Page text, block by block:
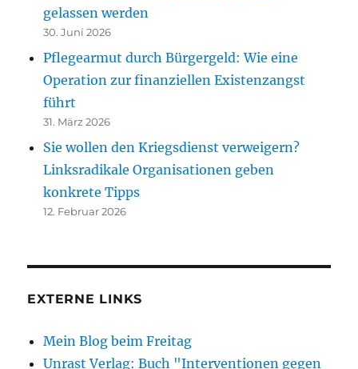
gelassen werden
30. Juni 2026
Pflegearmut durch Bürgergeld: Wie eine
Operation zur finanziellen Existenzangst
führt
31. März 2026
Sie wollen den Kriegsdienst verweigern?
Linksradikale Organisationen geben
konkrete Tipps
12. Februar 2026
EXTERNE LINKS
Mein Blog beim Freitag
Unrast Verlag: Buch "Interventionen gegen